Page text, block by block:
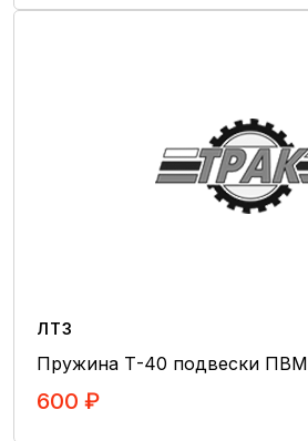
Топливная аппаратура
Гильзо-поршневаые группы
Механизмы дизеля
Система питания
Гидрораспределители
Гидроаккумуляторы
ЛТЗ
Пружина Т-40 подвески ПВМ
600 ₽